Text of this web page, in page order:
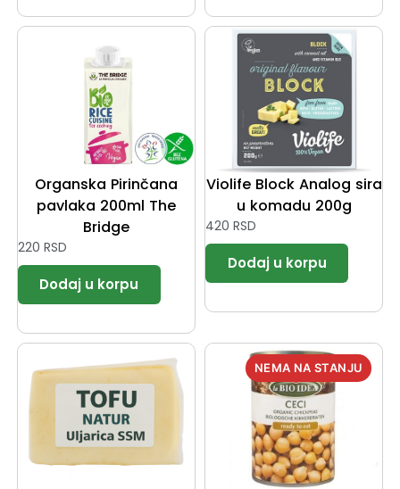
Organska Pirinčana
pavlaka 200ml The
Bridge
220 RSD
Violife Block Analog sira
u komadu 200g
420 RSD